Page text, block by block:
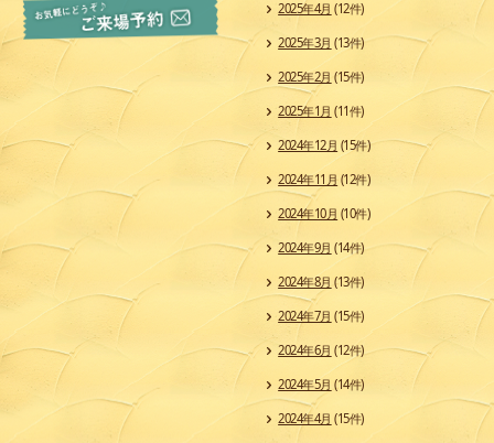
2025年4月 (12件)
2025年3月 (13件)
2025年2月 (15件)
2025年1月 (11件)
2024年12月 (15件)
2024年11月 (12件)
2024年10月 (10件)
2024年9月 (14件)
2024年8月 (13件)
2024年7月 (15件)
2024年6月 (12件)
2024年5月 (14件)
2024年4月 (15件)